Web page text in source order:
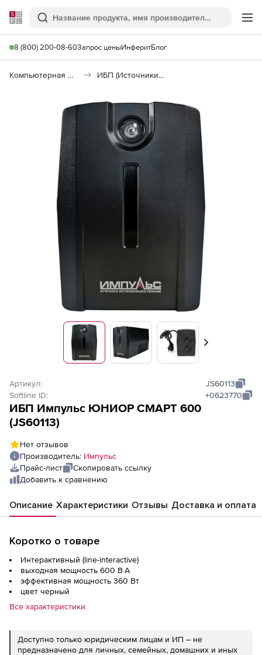
Softline
Поиск
8 (800) 200-08-60Запрос ценыИнферитБлог
Компьютерная периферия ИБП (Источники бесперебойного питания)
Вперед
Артикул:
JS60113
Softline ID:
+0623770
ИБП Импульс ЮНИОР СМАРТ 600
(JS60113)
Нет отзывов
Производитель: Импульс
Прайс-лист
Скопировать ссылку
Добавить к сравнению
Описание Характеристики Отзывы Доставка и оплата
Коротко о товаре
Интерактивный (line-interactive)
выходная мощность 600 В·А
эффективная мощность 360 Вт
цвет черный
Все характеристики
Доступно только юридическим лицам и ИП – не
предназначено для личных, семейных, домашних и иных